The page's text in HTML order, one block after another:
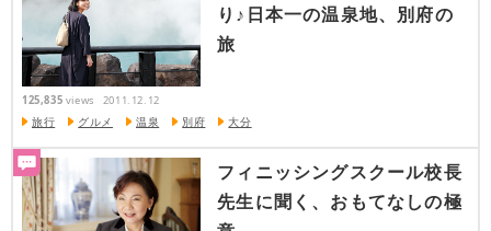
り♪日本一の温泉地、別府の
旅
125,835 views 2011.12.12
旅行 グルメ 温泉 別府 大分
フィニッシングスクール校長
先生に聞く、おもてなしの極